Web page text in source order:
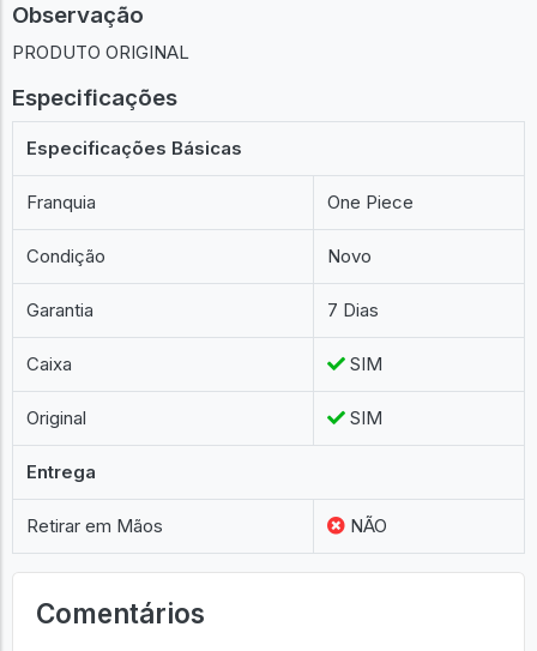
Observação
PRODUTO ORIGINAL
Especificações
Especificações Básicas
Franquia One Piece
Condição Novo
Garantia 7 Dias
Caixa SIM
Original SIM
Entrega
Retirar em Mãos NÃO
Comentários